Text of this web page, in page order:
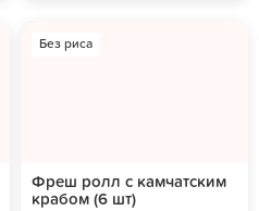
Без риса
Фреш ролл с камчатским
крабом (6 шт)